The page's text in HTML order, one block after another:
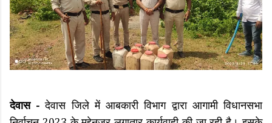
देवास - देवास जिले में आबकारी विभाग द्वारा आगामी विधानसभा